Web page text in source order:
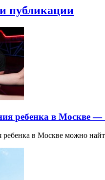
публикации
ребенка в Москве
ребенка в Москве можно